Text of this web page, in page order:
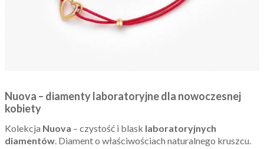
Nuova – diamenty laboratoryjne dla nowoczesnej
kobiety
Kolekcja Nuova – czystość i blask laboratoryjnych
diamentów. Diament o właściwościach naturalnego kruszcu.